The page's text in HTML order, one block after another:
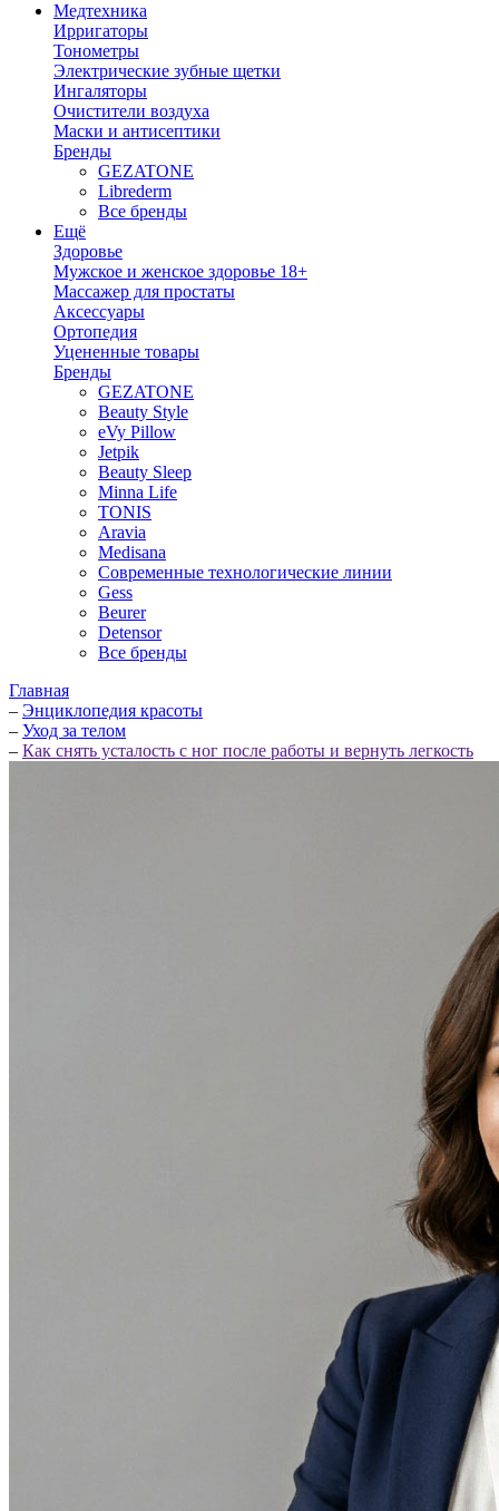
Медтехника
Ирригаторы
Тонометры
Электрические зубные щетки
Ингаляторы
Очистители воздуха
Маски и антисептики
Бренды
GEZATONE
Librederm
Все бренды
Ещё
Здоровье
Мужское и женское здоровье 18+
Массажер для простаты
Аксессуары
Ортопедия
Уцененные товары
Бренды
GEZATONE
Beauty Style
eVy Pillow
Jetpik
Beauty Sleep
Minna Life
TONIS
Aravia
Medisana
Современные технологические линии
Gess
Beurer
Detensor
Все бренды
Главная
– Энциклопедия красоты
– Уход за телом
– Как снять усталость с ног после работы и вернуть легкость